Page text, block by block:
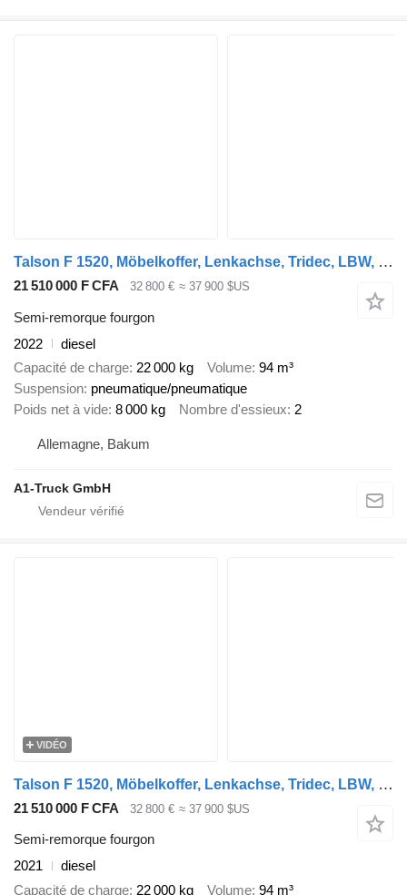
Talson F 1520, Möbelkoffer, Lenkachse, Tridec, LBW, verzinkt
21 510 000 F CFA 32 800 € ≈ 37 900 $US
Semi-remorque fourgon
2022
diesel
Capacité de charge 22 000 kg Volume 94 m³
Suspension pneumatique/pneumatique
Poids net à vide 8 000 kg Nombre d'essieux 2
Allemagne, Bakum
A1-Truck GmbH
VIDÉO
Talson F 1520, Möbelkoffer, Lenkachse, Tridec, LBW, verzinkt
21 510 000 F CFA 32 800 € ≈ 37 900 $US
Semi-remorque fourgon
2021
diesel
Capacité de charge 22 000 kg Volume 94 m³